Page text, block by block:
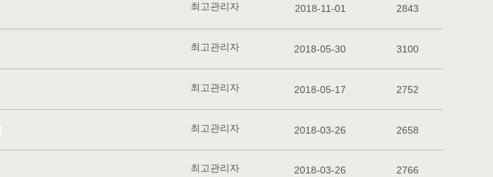
최고관리자 2018-11-01 2843
최고관리자 2018-05-30 3100
최고관리자 2018-05-17 2752
최고관리자 2018-03-26 2658
최고관리자 2018-03-26 2766